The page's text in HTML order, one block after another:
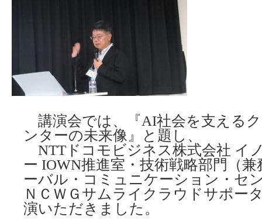
講演会では、『AI社会を支える
ンターの未来像』と題し、
NTTドコモビジネス株式会社 イ
ー IOWN推進室・技術戦略部門（
ーバル・コミュニケーション・セ
ＮＣＷＧサムライクラウドサポー
演いただきました。